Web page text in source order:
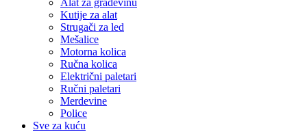
Alat za građevinu
Kutije za alat
Strugači za led
Mešalice
Motorna kolica
Ručna kolica
Električni paletari
Ručni paletari
Merdevine
Police
Sve za kuću